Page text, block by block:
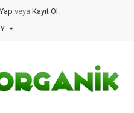
veya Kayıt Ol .